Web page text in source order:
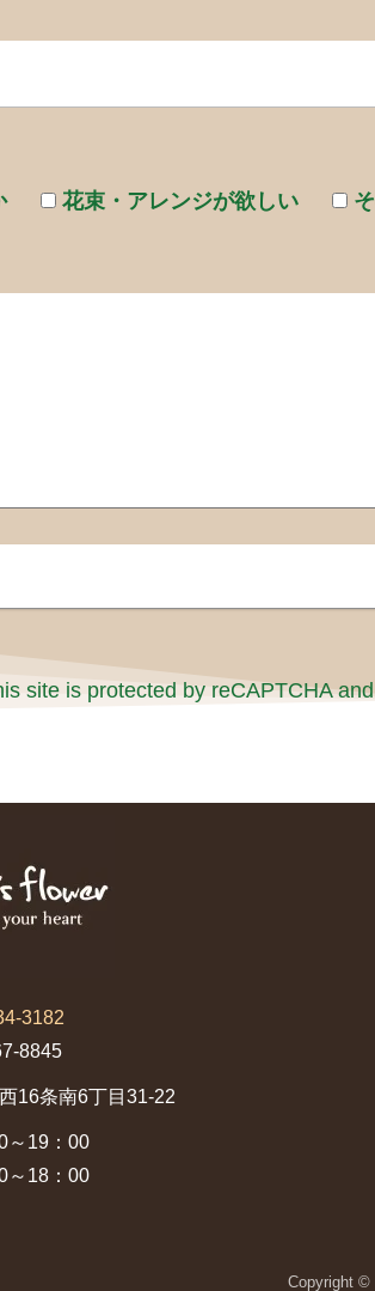
花束・アレンジが欲しい
site is protected by reCAPTCHA
3182
8845
16条南6丁目31-22
～19：00
～18：00
Copyright ©